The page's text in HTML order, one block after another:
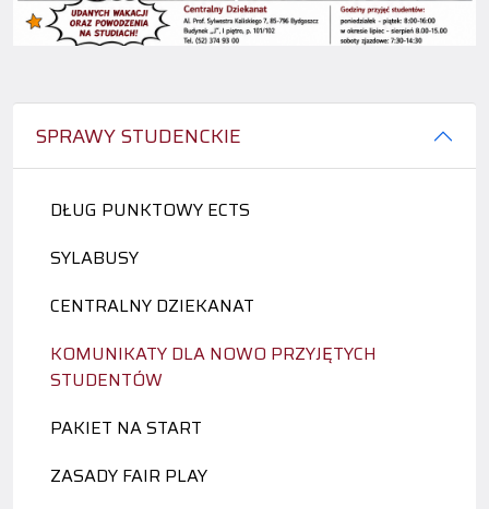
SPRAWY STUDENCKIE
DŁUG PUNKTOWY ECTS
SYLABUSY
CENTRALNY DZIEKANAT
KOMUNIKATY DLA NOWO PRZYJĘTYCH
STUDENTÓW
PAKIET NA START
ZASADY FAIR PLAY